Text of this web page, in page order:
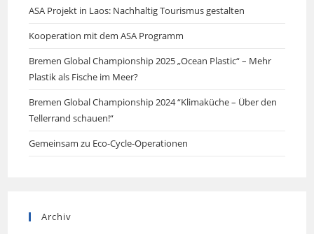
ASA Projekt in Laos: Nachhaltig Tourismus gestalten
Kooperation mit dem ASA Programm
Bremen Global Championship 2025 „Ocean Plastic“ – Mehr
Plastik als Fische im Meer?
Bremen Global Championship 2024 “Klimaküche – Über den
Tellerrand schauen!“
Gemeinsam zu Eco-Cycle-Operationen
Archiv